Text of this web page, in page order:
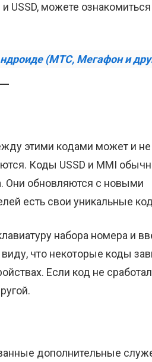
USSD, можете
(МТС, Мегафон и
этими кодами может и не
Коды USSD и MMI
Они обновляются с новыми
есть свои уникальные
набора номера и
что некоторые коды
Если код не
дополнительные